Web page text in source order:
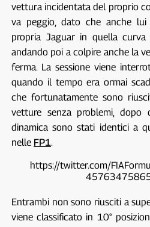
vettura incidentata del proprio
va peggio, dato che anche
propria Jaguar in quella
andando poi a colpire anche la
ferma. La sessione viene
quando il tempo era ormai
che fortunatamente sono
vetture senza problemi, dopo
dinamica sono stati identici a
nelle FP1.
https://twitter.com/
Entrambi non sono riusciti a
viene classificato in 10°